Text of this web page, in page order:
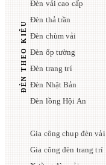
ĐÈN THEO KIỂU
Đèn vải cao cấp
Đèn thả trần
Đèn chùm vải
Đèn ốp tường
Đèn trang trí
Đèn Nhật Bản
Đèn lồng Hội An
Gia công chụp đèn vải
Gia công đèn trang trí